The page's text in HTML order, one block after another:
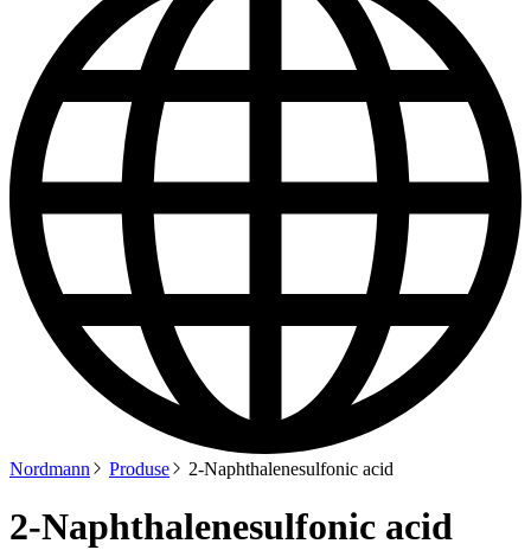
Nordmann Produse 2-Naphthalenesulfonic acid
2-Naphthalenesulfonic acid